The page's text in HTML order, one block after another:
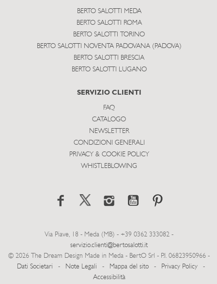
BERTO SALOTTI MEDA
BERTO SALOTTI ROMA
BERTO SALOTTI TORINO
BERTO SALOTTI NOVENTA PADOVANA (PADOVA)
BERTO SALOTTI BRESCIA
BERTO SALOTTI LUGANO
SERVIZIO CLIENTI
FAQ
CATALOGO
NEWSLETTER
CONDIZIONI GENERALI
PRIVACY & COOKIE POLICY
WHISTLEBLOWING
Via Piave, 18 - Meda (MB) - +39 0362 333082 -
servizio.clienti@bertosalotti.it
© 2026 The Dream Design Made in Meda - BertO Srl - P.I. 06823950966 -
Dati Societari
- Note Legali - Mappa del sito - Privacy Policy
-
Accessibilità